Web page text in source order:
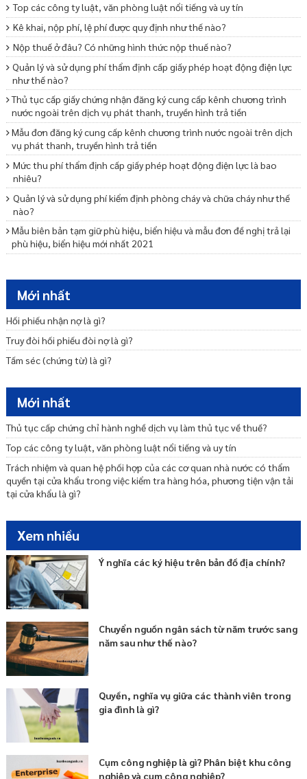
Top các công ty luật, văn phòng luật nổi tiếng và uy tín
Kê khai, nộp phí, lệ phí được quy định như thế nào?
Nộp thuế ở đâu? Có những hình thức nộp thuế nào?
Quản lý và sử dụng phí thẩm định cấp giấy phép hoạt động điện lực
như thế nào?
Thủ tục cấp giấy chứng nhận đăng ký cung cấp kênh chương trình
nước ngoài trên dịch vụ phát thanh, truyền hình trả tiền
Mẫu đơn đăng ký cung cấp kênh chương trình nước ngoài trên dịch
vụ phát thanh, truyền hình trả tiền
Mức thu phí thẩm định cấp giấy phép hoạt động điện lực là bao
nhiêu?
Quản lý và sử dụng phí kiểm định phòng cháy và chữa cháy như thế
nào?
Mẫu biên bản tạm giữ phù hiệu, biển hiệu và mẫu đơn đề nghị trả lại
phù hiệu, biển hiệu mới nhất 2021
Mẫu biên bản xử lý việc thu sai mức phí sử dụng đường bộ
Mẫu đơn xin tạm dừng lưu hành và mẫu thông báo về việc không đủ
điều kiện đăng ký tạm dừng lưu hành 2021
Mẫu quyết định về việc trả lại/bù trừ phí sử dụng đường bộ mới nhất
2021
Mẫu thông báo về việc chưa đủ điều kiện thuộc diện không chịu phí
Mẫu thông báo về việc không được trả lại/bù trừ tiền phí mới nhất
2021
Mẫu biên bản thu tem nộp phí sử dụng đường bộ mới nhất 2021
Mẫu đơn đề nghị cấp lại tem nộp phí sử dụng đường bộ
Mới nhất
Hối phiếu nhận nợ là gì?
Truy đòi hối phiếu đòi nợ là gì?
Tấm séc (chứng từ) là gì?
Mới nhất
Thủ tục cấp chứng chỉ hành nghề dịch vụ làm thủ tục về thuế?
Top các công ty luật, văn phòng luật nổi tiếng và uy tín
Trách nhiệm và quan hệ phối hợp của các cơ quan nhà nước có thẩm
quyền tại cửa khẩu trong việc kiểm tra hàng hóa, phương tiện vận tải
tại cửa khẩu là gì?
Xem nhiều
Ý nghĩa các ký hiệu trên bản đồ địa chính?
Chuyển nguồn ngân sách từ năm trước sang
năm sau như thế nào?
Quyền, nghĩa vụ giữa các thành viên trong
gia đình là gì?
Cụm công nghiệp là gì? Phân biệt khu công
nghiệp và cụm công nghiệp?